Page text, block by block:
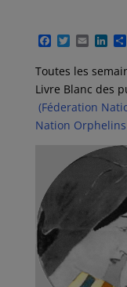
F
c
e
b
o
o
k
T
i
t
t
e
r
E
a
l
L
n
k
e
d
I
n
P
Toutes les
Livre Blanc des
(Féderation
Nation